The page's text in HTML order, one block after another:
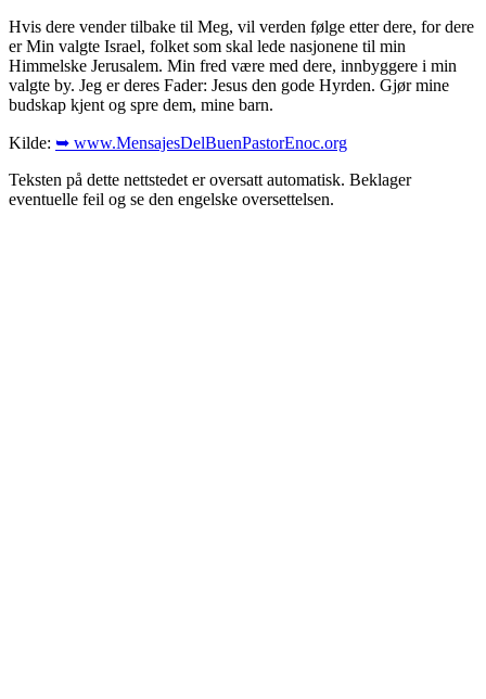
Hvis dere vender tilbake til Meg, vil verden følge etter dere, for dere
er Min valgte Israel, folket som skal lede nasjonene til min
Himmelske Jerusalem. Min fred være med dere, innbyggere i min
valgte by. Jeg er deres Fader: Jesus den gode Hyrden. Gjør mine
budskap kjent og spre dem, mine barn.
Kilde: ➥ www.MensajesDelBuenPastorEnoc.org
Teksten på dette nettstedet er oversatt automatisk. Beklager
eventuelle feil og se den engelske oversettelsen.